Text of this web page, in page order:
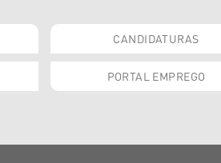
CANDIDATURAS
PORTAL EMPREGO